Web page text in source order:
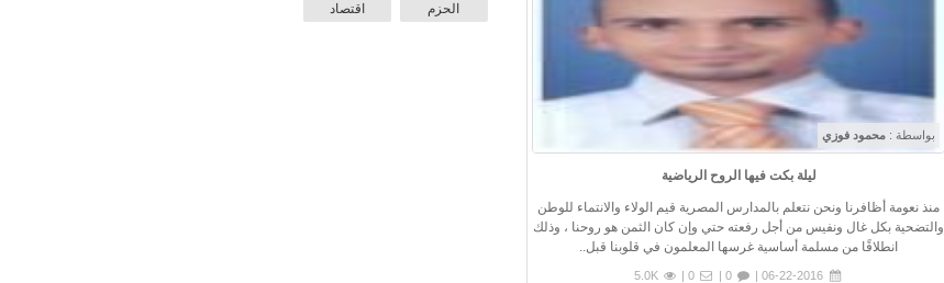
بواسطة : محمود فوزي
ليلة بكت فيها الروح الرياضية
منذ نعومة أظافرنا ونحن نتعلم بالمدارس المصرية قيم الولاء والانتماء للوطن
والتضحية بكل غال ونفيس من أجل رفعته حتي وإن كان الثمن هو روحنا ، وذلك
انطلاقًا من مسلمة أساسية غرسها المعلمون في قلوبنا قبل..
06-22-2016 |
0 |
5.0K
الحزم اقتصاد